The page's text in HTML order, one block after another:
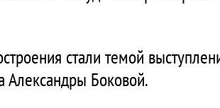
стали темой
Александры Боковой.